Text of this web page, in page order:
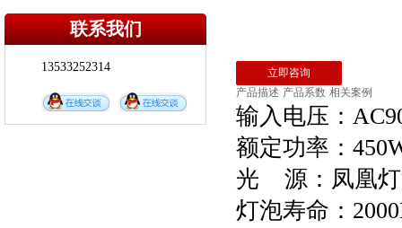
DD-MH3715TG LED 四合一灯珠摇头
染色灯
DD-FL066 三基色会议灯
DD-LED300WA LED影视聚光灯
联系我们
13533252314
立即咨询
产品描述 产品系数 相关案例
输入电压：
额定功率：
光 源：凤凰
灯泡寿命：